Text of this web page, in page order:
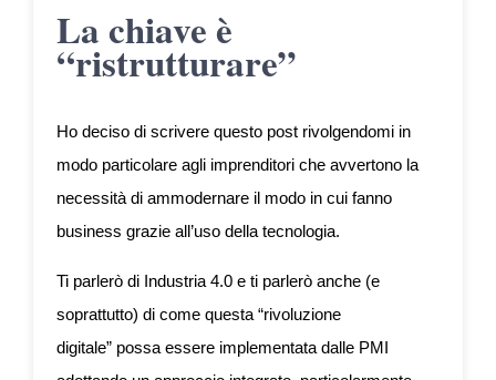
La chiave è
“ristrutturare”
Ho deciso di scrivere questo post rivolgendomi in
modo particolare agli imprenditori che avvertono la
necessità di ammodernare il modo in cui fanno
business grazie all’uso della tecnologia.
Ti parlerò di Industria 4.0 e ti parlerò anche (e
soprattutto) di come questa “rivoluzione
digitale” possa essere implementata dalle PMI